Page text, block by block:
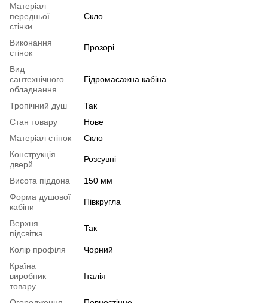
Матеріал
передньої
стінки
Скло
Виконання
стінок
Прозорі
Вид
сантехнічного
обладнання
Гідромасажна кабіна
Тропічний душ
Так
Стан товару
Нове
Матеріал стінок
Скло
Конструкція
дверй
Розсувні
Висота піддона
150 мм
Форма душової
кабіни
Півкругла
Верхня
підсвітка
Так
Колір профіля
Чорний
Країна
виробник
товару
Італія